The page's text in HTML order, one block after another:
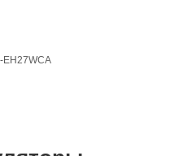
EH27WCA